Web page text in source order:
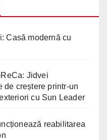
Casă modernă cu
Jidvei
de creștere printr-un
cu Sun Leader
reabilitarea